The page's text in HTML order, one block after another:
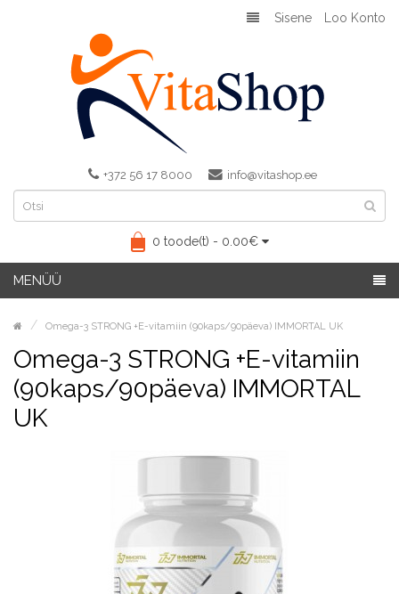
Sisene Loo Konto
+372 56 17 8000 info@vitashop.ee
0 toode(t) - 0.00€
MENÜÜ
Omega-3 STRONG +E-vitamiin (90kaps/90päeva) IMMORTAL UK
Omega-3 STRONG +E-vitamiin
(90kaps/90päeva) IMMORTAL
UK